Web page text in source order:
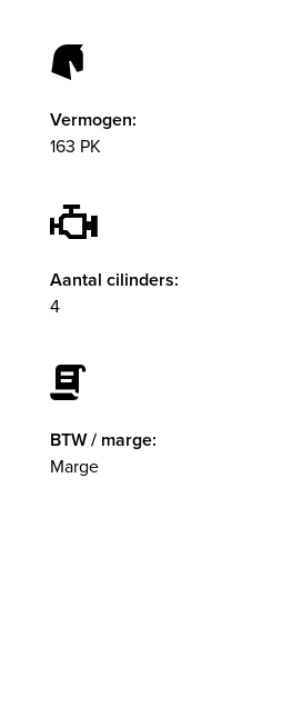
Vermogen:
163 PK
Aantal cilinders:
4
BTW / marge:
Marge